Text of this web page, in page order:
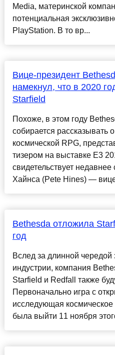
Media, материнской
потенциальная
PlayStation. В то вр...
Вице-президент
намекнул, что в 2020
Starfield
Похоже, в этом году
собирается рассказывать
космической RPG,
тизером на выставке Е3
свидетельствует
Хайнса (Pete Hines) —
Bethesda отложила
год
Вслед за длинной чередой
индустрии, компания
Starfield и Redfall также
Первоначально игра с
исследующая
была выйти 11 ноября